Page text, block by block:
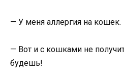
— У меня аллергия на кошек.
— Вот и с кошками не
будешь!